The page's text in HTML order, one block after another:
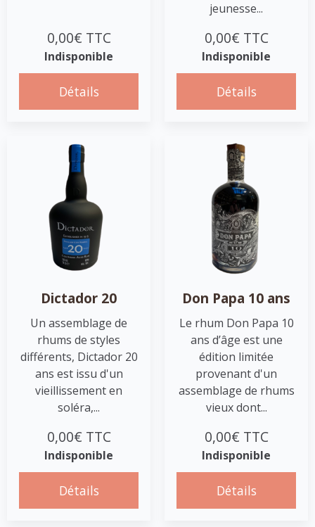
0,00€ TTC
Indisponible
Détails
jeunesse...
0,00€ TTC
Indisponible
Détails
Dictador 20
Un assemblage de
rhums de styles
différents, Dictador 20
ans est issu d'un
vieillissement en
soléra,...
0,00€ TTC
Indisponible
Détails
Don Papa 10 ans
Le rhum Don Papa 10
ans d’âge est une
édition limitée
provenant d'un
assemblage de rhums
vieux dont...
0,00€ TTC
Indisponible
Détails